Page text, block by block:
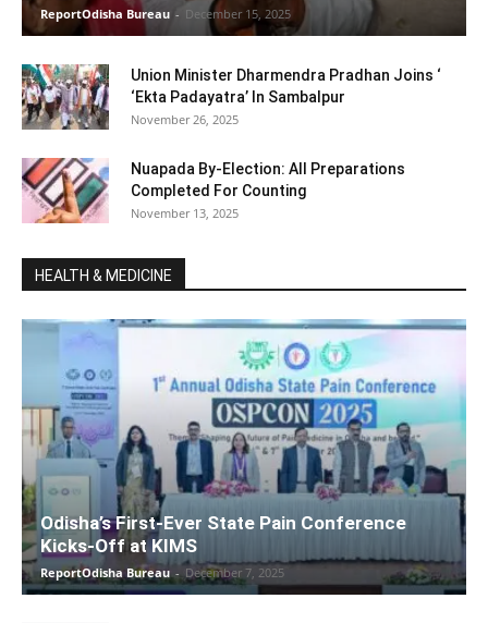
ReportOdisha Bureau - December 15, 2025
Union Minister Dharmendra Pradhan Joins ‘
‘Ekta Padayatra’ In Sambalpur
November 26, 2025
Nuapada By-Election: All Preparations
Completed For Counting
November 13, 2025
HEALTH & MEDICINE
Odisha’s First-Ever State Pain Conference
Kicks-Off at KIMS
ReportOdisha Bureau - December 7, 2025